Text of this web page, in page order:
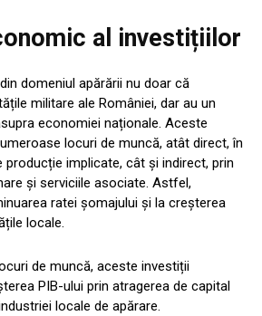
al investițiilor
domeniul apărării nu doar că
militare ale României, dar au un
economiei naționale. Aceste
locuri de muncă, atât direct, în
producție implicate, cât și indirect, prin
și serviciile asociate. Astfel,
ratei șomajului și la creșterea
locale.
de muncă, aceste investiții
PIB-ului prin atragerea de capital
locale de apărare.